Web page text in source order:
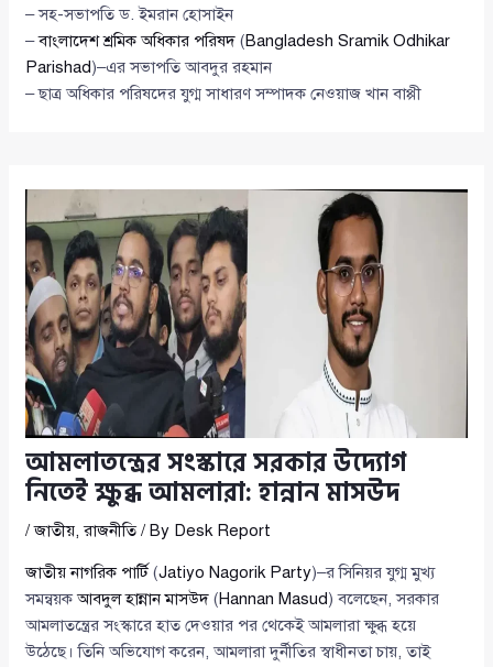
– সহ-সভাপতি ড. ইমরান হোসাইন
–বাংলাদেশ শ্রমিক অধিকার পরিষদ (Bangladesh Sramik Odhikar
Parishad)–এর সভাপতি আবদুর রহমান
– ছাত্র অধিকার পরিষদের যুগ্ম সাধারণ সম্পাদক নেওয়াজ খান বাপ্পী
আমলাতন্ত্রের সংস্কারে সরকার উদ্যোগ
নিতেই ক্ষুব্ধ আমলারা: হান্নান মাসউদ
/জাতীয়,রাজনীতি/ By Desk Report
জাতীয় নাগরিক পার্টি (Jatiyo Nagorik Party)–র সিনিয়র যুগ্ম মুখ্য
সমন্বয়কআবদুল হান্নান মাসউদ (Hannan Masud) বলেছেন, সরকার
আমলাতন্ত্রের সংস্কারে হাত দেওয়ার পর থেকেই আমলারা ক্ষুব্ধ হয়ে
উঠেছে। তিনি অভিযোগ করেন, আমলারা দুর্নীতির স্বাধীনতা চায়, তাই